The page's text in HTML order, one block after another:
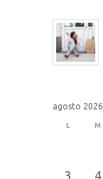
agosto 2026
L M
3
4